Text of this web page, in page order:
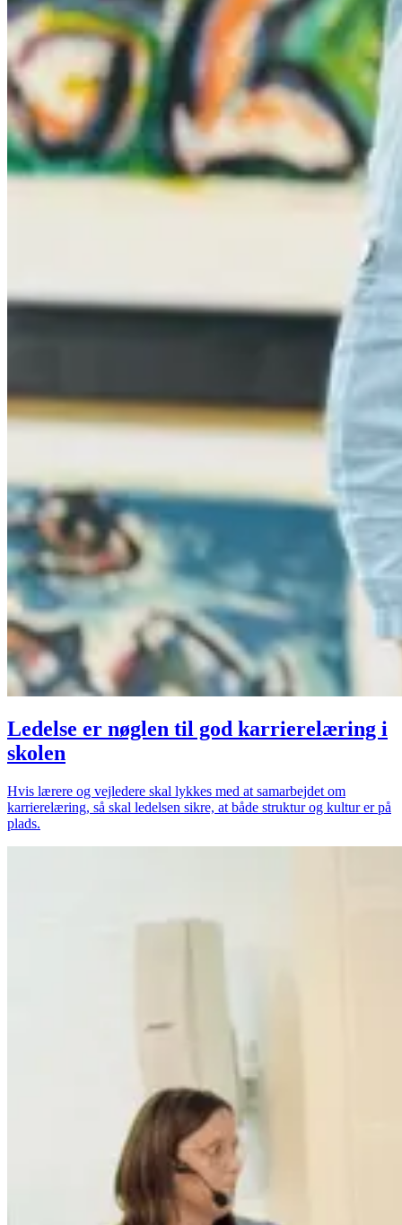
Ledelse er nøglen til god karrierelæring i
skolen
Hvis lærere og vejledere skal lykkes med at samarbejdet om
karrierelæring, så skal ledelsen sikre, at både struktur og kultur er på
plads.